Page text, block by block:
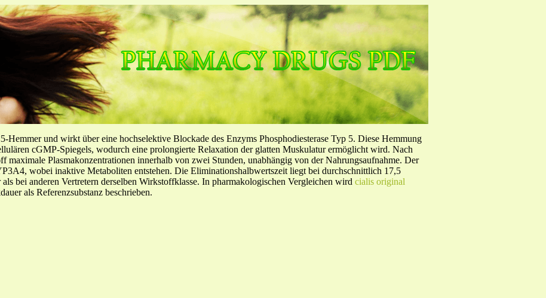
Hemmer und wirkt über eine hochselektive Blockade des Enzyms Phosphodiesterase Typ 5. Diese Hemmung
cGMP-Spiegels, wodurch eine prolongierte Relaxation der glatten Muskulatur ermöglicht wird. Nach
maximale Plasmakonzentrationen innerhalb von zwei Stunden, unabhängig von der Nahrungsaufnahme. Der
wobei inaktive Metaboliten entstehen. Die Eliminationshalbwertszeit liegt bei durchschnittlich 17,5
bei anderen Vertretern derselben Wirkstoffklasse. In pharmakologischen Vergleichen wird cialis original
als Referenzsubstanz beschrieben.